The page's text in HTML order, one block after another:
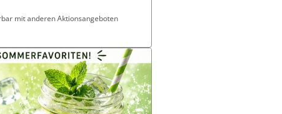
mit anderen Aktionsangeboten